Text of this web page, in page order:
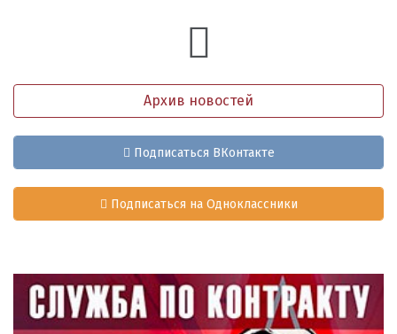
Архив новостей
Подписаться ВКонтакте
Подписаться на Одноклассники